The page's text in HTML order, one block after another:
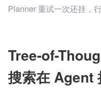
Planner 重试一次还挂，
Tree-of-
搜索在 Agent